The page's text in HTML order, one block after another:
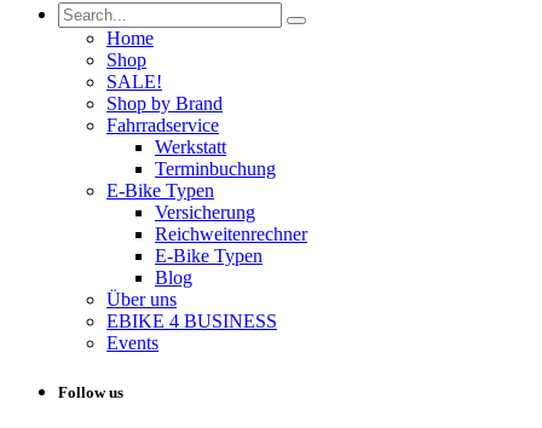
Home
Shop
SALE!
Shop by Brand
Fahrradservice
Werkstatt
Terminbuchung
E-Bike Typen
Versicherung
Reichweitenrechner
E-Bike Typen
Blog
Über uns
EBIKE 4 BUSINESS
Events
Follow us